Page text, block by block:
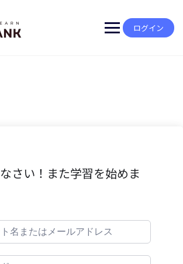
ログイン
さい！また学習を始めま